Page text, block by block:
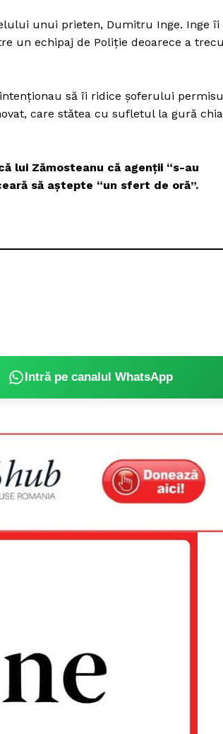
unui prieten, Dumitru Inge. Inge îi
un echipaj de Poliţie deoarece a
să îi ridice şoferului
care stătea cu sufletul la gură
lui Zămosteanu că agenţii “s-au
să aştepte “un sfert de oră”.
Intră pe canalul WhatsApp